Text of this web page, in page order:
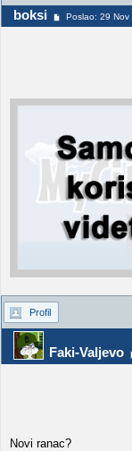
boksi Poslao: 29 Nov
Profil
Faki-Valjevo
Novi ranac?